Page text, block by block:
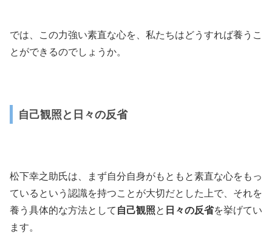
では、この力強い素直な心を、私たちはどうすれば養うこ
とができるのでしょうか。
自己観照と日々の反省
松下幸之助氏は、まず自分自身がもともと素直な心をもっ
ているという認識を持つことが大切だとした上で、それを
養う具体的な方法として 自己観照と 日々の反省を挙げてい
ます。